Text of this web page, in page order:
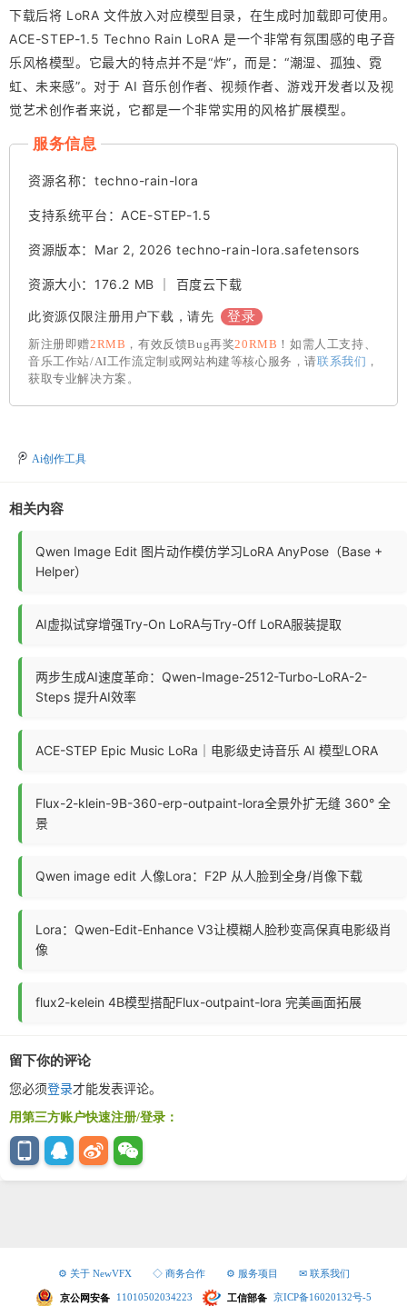
下载后将 LoRA 文件放入对应模型目录，在生成时加载即可使用。
ACE-STEP-1.5 Techno Rain LoRA 是一个非常有氛围感的电子音
乐风格模型。它最大的特点并不是“炸”，而是：“潮湿、孤独、霓
虹、未来感”。对于 AI 音乐创作者、视频作者、游戏开发者以及视
觉艺术创作者来说，它都是一个非常实用的风格扩展模型。
服务信息
资源名称：techno-rain-lora
支持系统平台：ACE-STEP-1.5
资源版本：Mar 2, 2026 techno-rain-lora.safetensors
资源大小：176.2 MB ｜ 百度云下载
此资源仅限注册用户下载，请先 登录
新注册即赠2RMB ，有效反馈Bug再奖20RMB ！如需人工支持、
音乐工作站/AI工作流定制或网站构建等核心服务，请联系我们 ，
获取专业解决方案。
Ai创作工具
相关内容
Qwen Image Edit 图片动作模仿学习LoRA AnyPose（Base +
Helper）
AI虚拟试穿增强Try-On LoRA与Try-Off LoRA服装提取
两步生成AI速度革命：Qwen-Image-2512-Turbo-LoRA-2-
Steps 提升AI效率
ACE-STEP Epic Music LoRa｜电影级史诗音乐 AI 模型LORA
Flux-2-klein-9B-360-erp-outpaint-lora全景外扩无缝 360° 全
景
Qwen image edit 人像Lora：F2P 从人脸到全身/肖像下载
Lora：Qwen-Edit-Enhance V3让模糊人脸秒变高保真电影级肖
像
flux2-kelein 4B模型搭配Flux-outpaint-lora 完美画面拓展
留下你的评论
您必须登录才能发表评论。
用第三方账户快速注册/登录：
⚙ 关于 NewVFX ◇ 商务合作 ⚙ 服务项目 ✉ 联系我们
京公网安备 11010502034223 工信部备 京ICP备16020132号-5